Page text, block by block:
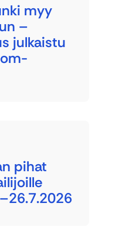
myy
–
julkaistu
pihat